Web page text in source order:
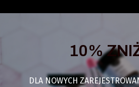
10%
DLA NOWYCH